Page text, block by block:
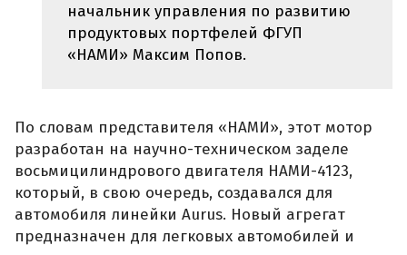
начальник управления по развитию
продуктовых портфелей ФГУП
«НАМИ» Максим Попов.
По словам представителя «НАМИ», этот мотор
разработан на научно-техническом заделе
восьмицилиндрового двигателя НАМИ-4123,
который, в свою очередь, создавался для
автомобиля линейки Aurus. Новый агрегат
предназначен для легковых автомобилей и